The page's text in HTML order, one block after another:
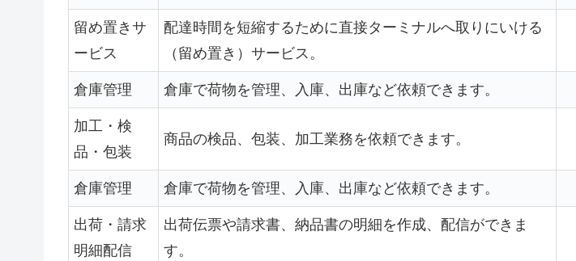
留め置きサ
ービス
配達時間を短縮するために直接ターミナルへ取りにいける
（留め置き）サービス。
倉庫管理 倉庫で荷物を管理、入庫、出庫など依頼できます。
加工・検
品・包装
商品の検品、包装、加工業務を依頼できます。
倉庫管理 倉庫で荷物を管理、入庫、出庫など依頼できます。
出荷・請求
明細配信
出荷伝票や請求書、納品書の明細を作成、配信ができま
す。